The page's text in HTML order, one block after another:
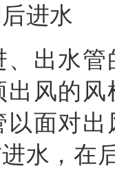
进水
出水
风的
面对
水，在